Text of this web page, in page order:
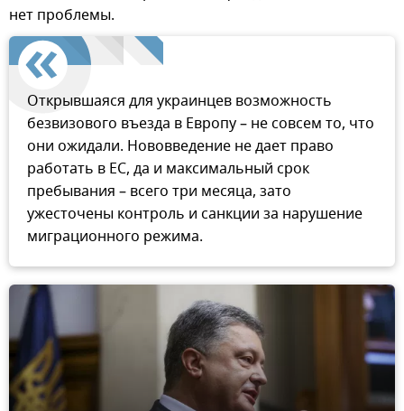
нет проблемы.
Открывшаяся для украинцев возможность
безвизового въезда в Европу – не совсем то, что
они ожидали. Нововведение не дает право
работать в ЕС, да и максимальный срок
пребывания – всего три месяца, зато
ужесточены контроль и санкции за нарушение
миграционного режима.